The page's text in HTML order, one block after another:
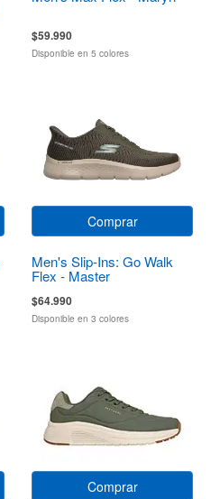
$59.990
Disponible en 5 colores
Comprar
Men's Slip-Ins: Go Walk
Flex - Master
$64.990
Disponible en 3 colores
Comprar